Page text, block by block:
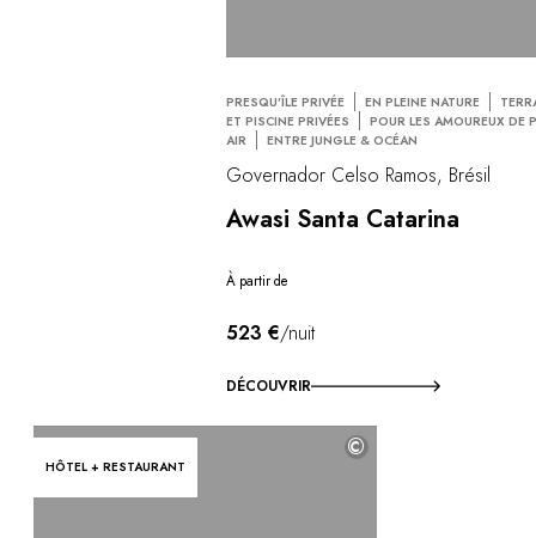
PRESQU’ÎLE PRIVÉE EN PLEINE NATURE
ET PISCINE PRIVÉES
POUR LES AMOUREUX DE
AIR
ENTRE JUNGLE & OCÉAN
Governador Celso Ramos, Brésil
Awasi Santa Catarina
À partir de
523 €/nuit
DÉCOUVRIR
HÔTEL + RESTAURANT
©